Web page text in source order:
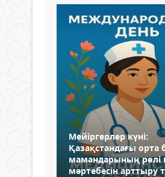
Мейіргерлер күні:
Қазақстандағы орта
мамандарының рөлі
мәртебесін арттыру